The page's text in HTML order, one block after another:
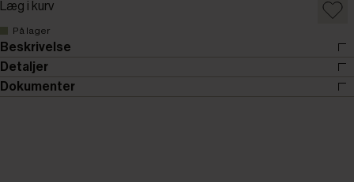
Læg i kurv
På lager
Beskrivelse
Detaljer
Dokumenter